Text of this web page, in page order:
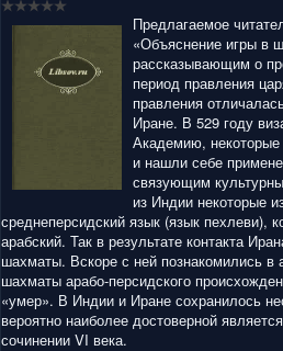
/
Предлагаемое
«Объяснение игры в
рассказывающим о
период правления
правления
Иране. В 529 году
Академию,
и нашли себе
связующим
из Индии некоторые
среднеперсидский язык (язык пехлеви),
арабский. Так в результате контакта
шахматы. Вскоре с ней познакомились
шахматы арабо-персидского
«умер». В Индии и Иране сохранилось
вероятно наиболее достоверной
сочинении VI века.